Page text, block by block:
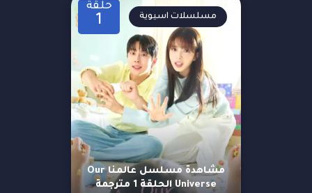
حلقة
1
مشاهدة مسلسل عالمنا Our
Universe الحلقة 1 مترجمة
مسلسلات اسيوية